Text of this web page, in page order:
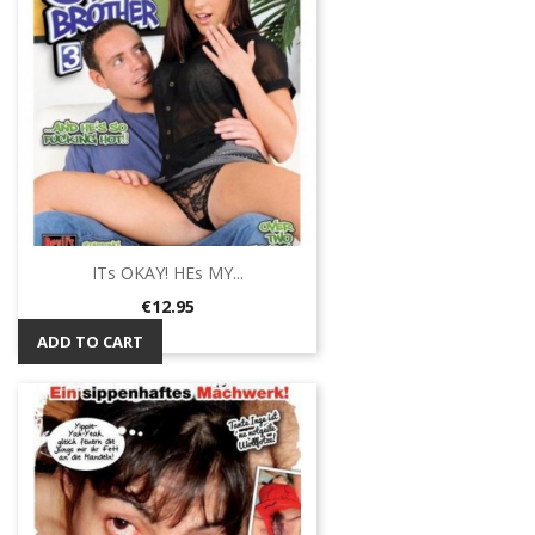
ITs OKAY! HEs MY...
Price
€12.95
ADD TO CART